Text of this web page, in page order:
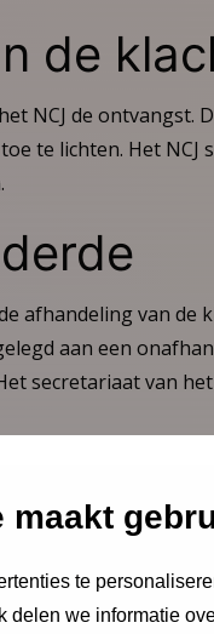
maakt
te
delen we informatie
de
NCJ de ontvangst.
te lichten. Het
afhandeling van
aan een
secretariaat van
NCJ. De
karakter.